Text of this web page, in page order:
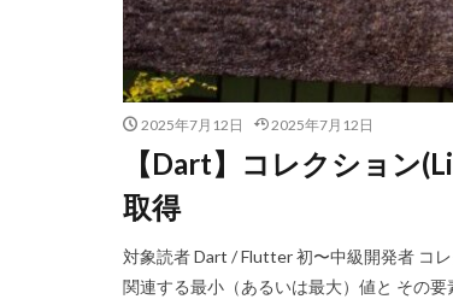
2025年7月12日 2025年7月12日
【Dart】コレクション
取得
対象読者 Dart / Flutter 初〜中級開発者 コ
関連する最小（あるいは最大）値と その